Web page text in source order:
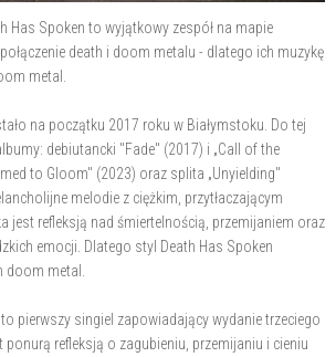
Has Spoken to wyjątkowy zespół na mapie
death i doom metalu - dlatego ich muzykę
metal.
na początku 2017 roku w Białymstoku. Do tej
debiutancki "Fade" (2017) i „Call of the
to Gloom" (2023) oraz splita „Unyielding"
melodie z ciężkim, przytłaczającym
jest refleksją nad śmiertelnością, przemijaniem oraz
emocji. Dlatego styl Death Has Spoken
doom metal.
pierwszy singiel zapowiadający wydanie trzeciego
ponurą refleksją o zagubieniu, przemijaniu i cieniu